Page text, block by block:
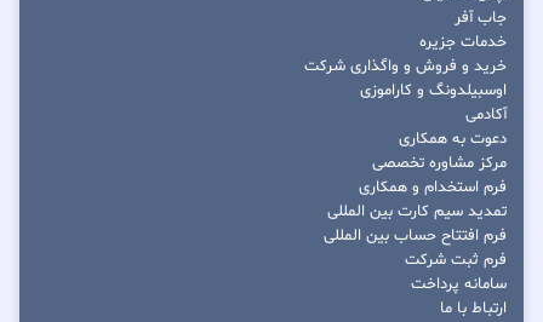
جاب آفر
خدمات جزیره
خرید و فروش و واگذاری شرکت
اوسبیلدونگ و کاراموزی
آکادمی
دعوت به همکاری
مرکز مشاوره تخصصی
فرم استخدام و همکاری
تمدید سیم کارت بین المللی
فرم افتتاح حساب بین المللی
فرم ثبت شرکت
سامانه پرداخت
ارتباط با ما